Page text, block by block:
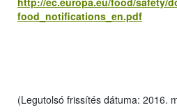
food_notifications_en.pdf
(Legutolsó frissítés dátuma: 2016.